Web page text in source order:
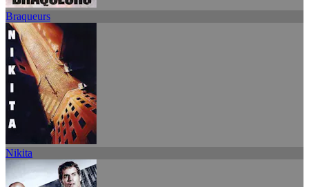
Braqueurs
Nikita